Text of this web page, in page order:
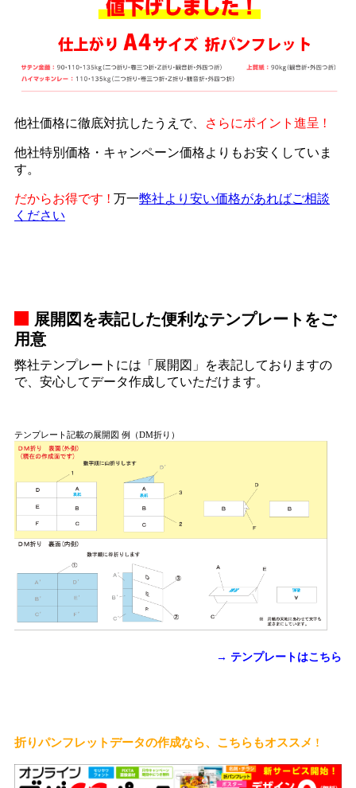
他社価格に徹底対抗したうえで、 さらにポイント進呈 !
他社特別価格・キャンペーン価格よりもお安くしていま
す。
だからお得です ! 万一弊社より安い価格があればご相談
ください
展開図を表記した便利なテンプレートをご
用意
弊社テンプレートには「展開図」を表記しておりますの
で、安心してデータ作成していただけます。
テンプレート記載の展開図 例（DM折り）
→ テンプレートはこちら
折りパンフレットデータの作成なら、こちらもオススメ !